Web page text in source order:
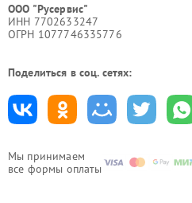
Мы принимаем
все формы оплаты
ООО "Русервис"
ИНН 7702633247
ОГРН 1077746335776
Поделиться в соц. сетях: